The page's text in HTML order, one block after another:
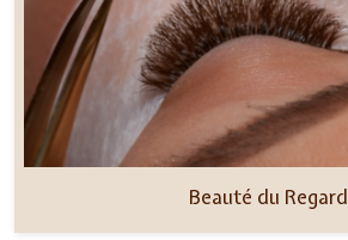
Beauté du Regard